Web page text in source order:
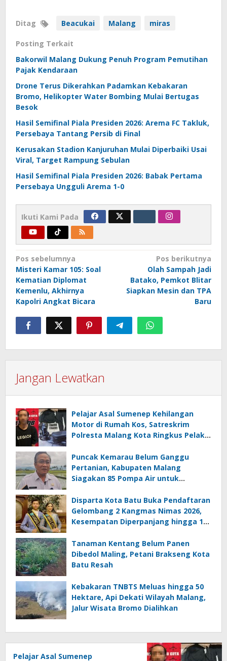
Ditag Beacukai Malang miras
Posting Terkait
Bakorwil Malang Dukung Penuh Program Pemutihan
Pajak Kendaraan
Drone Terus Dikerahkan Padamkan Kebakaran
Bromo, Helikopter Water Bombing Mulai Bertugas
Besok
Hasil Semifinal Piala Presiden 2026: Arema FC Takluk,
Persebaya Tantang Persib di Final
Kerusakan Stadion Kanjuruhan Mulai Diperbaiki Usai
Viral, Target Rampung Sebulan
Hasil Semifinal Piala Presiden 2026: Babak Pertama
Persebaya Ungguli Arema 1-0
Ikuti Kami Pada
Navigasi
pos
Pos sebelumnya
Misteri Kamar 105: Soal
Kematian Diplomat
Kemenlu, Akhirnya
Kapolri Angkat Bicara
Pos berikutnya
Olah Sampah Jadi
Batako, Pemkot Blitar
Siapkan Mesin dan TPA
Baru
Jangan Lewatkan
Pelajar Asal Sumenep Kehilangan
Motor di Rumah Kos, Satreskrim
Polresta Malang Kota Ringkus Pelaku
Puncak Kemarau Belum Ganggu
Pertanian, Kabupaten Malang
Siagakan 85 Pompa Air untuk
Disparta Kota Batu Buka Pendaftaran
Gelombang 2 Kangmas Nimas 2026,
Kesempatan Diperpanjang hingga 15
Tanaman Kentang Belum Panen
Dibedol Maling, Petani Brakseng Kota
Batu Resah
Kebakaran TNBTS Meluas hingga 50
Hektare, Api Dekati Wilayah Malang,
Jalur Wisata Bromo Dialihkan
Pelajar Asal Sumenep